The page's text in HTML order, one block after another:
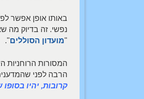
באותו אופן אפשר
נפשי. זה בדיוק מה
"מועדון הסוללים".
המסורות הרוחניות
הרבה לפני
קרובות, יהיו